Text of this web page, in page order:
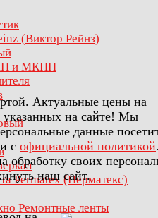
(Виктор Рейнз)
и МКПП
Permatex (Перматекс)
Ремонтные ленты
Актуальные цены на
указанных на сайте! Мы
данные
с официальной политикой
обработку своих
наш сайт.